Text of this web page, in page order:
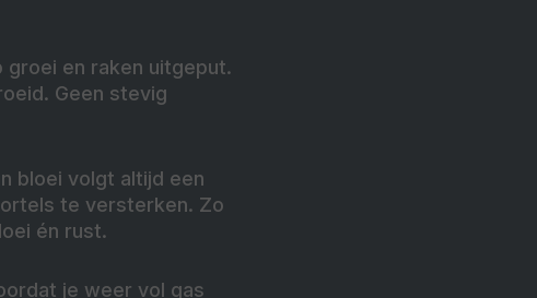
groei en raken uitgeput.
Geen stevig
bloei volgt altijd een
te versterken. Zo
én rust.
je weer vol gas